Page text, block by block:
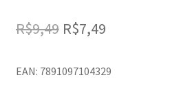
R$9,49 O
original
R$7,49O
atual
EAN: 7891097104329